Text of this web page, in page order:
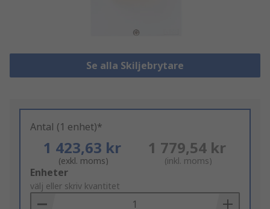
Se alla Skiljebrytare
Antal (1 enhet)*
1 423,63 kr
(exkl. moms)
1 779,54 kr
(inkl. moms)
Add
to
Basket
Enheter
välj eller skriv kvantitet